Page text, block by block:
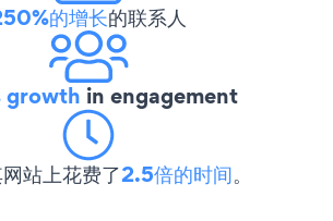
的增长的联系人
growth in engagement
站上花费了2.5倍的时间。